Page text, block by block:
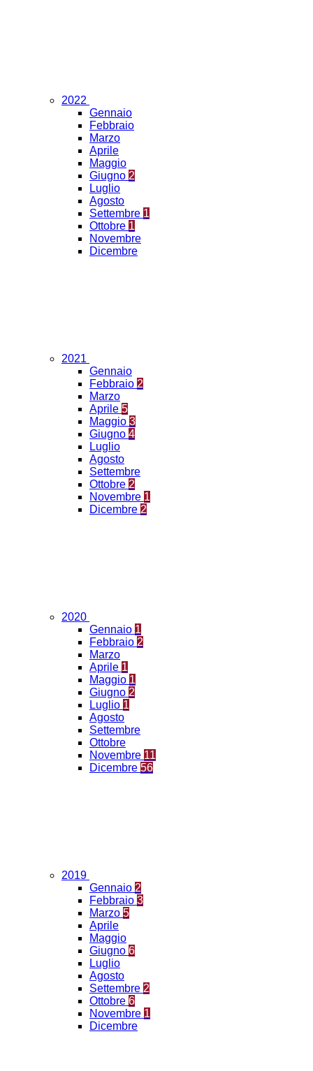
2022
Gennaio
Febbraio
Marzo
Aprile
Maggio
Giugno 2
Luglio
Agosto
Settembre 1
Ottobre 1
Novembre
Dicembre
2021
Gennaio
Febbraio 2
Marzo
Aprile 5
Maggio 3
Giugno 4
Luglio
Agosto
Settembre
Ottobre 2
Novembre 1
Dicembre 2
2020
Gennaio 1
Febbraio 2
Marzo
Aprile 1
Maggio 1
Giugno 2
Luglio 1
Agosto
Settembre
Ottobre
Novembre 11
Dicembre 56
2019
Gennaio 2
Febbraio 3
Marzo 5
Aprile
Maggio
Giugno 6
Luglio
Agosto
Settembre 2
Ottobre 6
Novembre 1
Dicembre